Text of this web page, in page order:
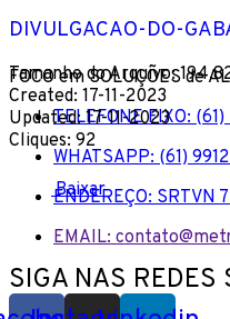
FOCO em SOLUÇÕES de
TELEFONE FIXO:
WHATSAPP: (61)
ENDEREÇO: SRTVN
EMAIL:
SIGA NAS REDES
DIVULGACAO-DO-
Tamanho do Arquivo:
Created: 17-11-2023
Updated: 17-11-2023
Cliques: 92
Baixar